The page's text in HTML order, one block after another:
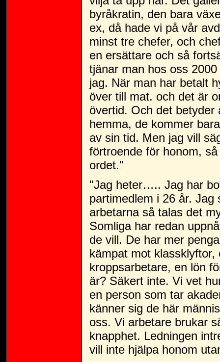
byråkratin, den bara
ex, då hade vi på vår
minst tre chefer, och
en ersättare och så
tjänar man hos oss
jag. När man har betalt
över till mat. och det är
övertid. Och det
hemma, de kommer
av sin tid. Men jag vill
förtroende för honom,
ordet."
"Jag heter….. Jag har
partimedlem i 26 år.
arbetarna så talas det
Somliga har redan
de vill. De har mer
kämpat mot
kroppsarbetare, en lön
är? Säkert inte. Vi vet
en person som tar
känner sig de här
oss. Vi arbetare brukar
knapphet. Ledningen
vill inte hjälpa honom